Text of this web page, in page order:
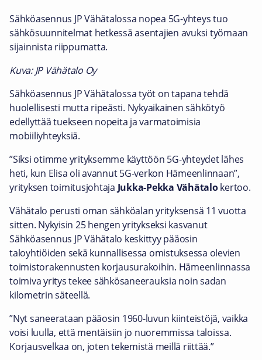
Sähköasennus JP Vähätalossa nopea 5G-yhteys tuo
sähkösuunnitelmat hetkessä asentajien avuksi työmaan
sijainnista riippumatta.
Kuva: JP Vähätalo Oy
Sähköasennus JP Vähätalossa työt on tapana tehdä
huolellisesti mutta ripeästi. Nykyaikainen sähkötyö
edellyttää tuekseen nopeita ja varmatoimisia
mobiiliyhteyksiä.
”Siksi otimme yrityksemme käyttöön 5G-yhteydet lähes
heti, kun Elisa oli avannut 5G-verkon Hämeenlinnaan”,
yrityksen toimitusjohtaja Jukka-Pekka Vähätalokertoo.
Vähätalo perusti oman sähköalan yrityksensä 11 vuotta
sitten. Nykyisin 25 hengen yritykseksi kasvanut
Sähköasennus JP Vähätalo keskittyy pääosin
taloyhtiöiden sekä kunnallisessa omistuksessa olevien
toimistorakennusten korjausurakoihin. Hämeenlinnassa
toimiva yritys tekee sähkösaneerauksia noin sadan
kilometrin säteellä.
”Nyt saneerataan pääosin 1960-luvun kiinteistöjä, vaikka
voisi luulla, että mentäisiin jo nuoremmissa taloissa.
Korjausvelkaa on, joten tekemistä meillä riittää.”